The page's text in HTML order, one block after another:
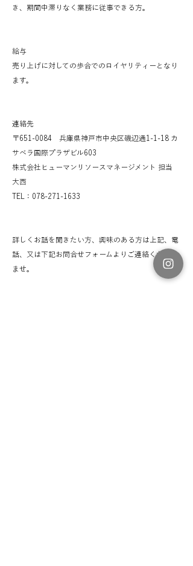
き、期間中滞りなく業務に従事できる方。
給与
売り上げに対しての歩合でのロイヤリティーとなり
ます。​
連絡先
〒651-0084 兵庫県神戸市中央区磯辺通1-1-18 カ
サベラ国際プラザビル603
株式会社ヒューマンリソースマネージメント 担当
大西
TEL：078-271-1633
詳しくお話を聞きたい方、興味のある方は上記、電
話、又は下記お問合せフォームよりご連絡ください
ませ。